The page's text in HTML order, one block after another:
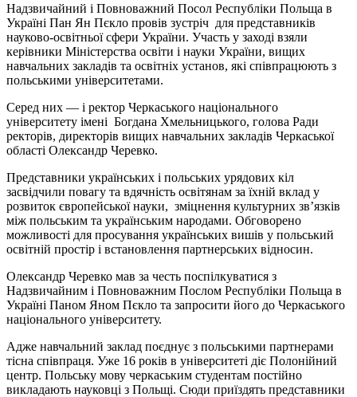
Надзвичайний і Повноважний Посол Республіки Польща в
Україні Пан Ян Пєкло провів зустріч для представників
науково-освітньої сфери України. Участь у заході взяли
керівники Міністерства освіти і науки України, вищих
навчальних закладів та освітніх установ, які співпрацюють з
польськими університетами.
Серед них — і ректор Черкаського національного
університету імені Богдана Хмельницького, голова Ради
ректорів, директорів вищих навчальних закладів Черкаської
області Олександр Черевко.
Представники українських і польських урядових кіл
засвідчили повагу та вдячність освітянам за їхній вклад у
розвиток європейської науки, зміцнення культурних зв’язків
між польським та українським народами. Обговорено
можливості для просування українських вишів у польський
освітній простір і встановлення партнерських відносин.
Олександр Черевко мав за честь поспілкуватися з
Надзвичайним і Повноважним Послом Республіки Польща в
Україні Паном Яном Пєкло та запросити його до Черкаського
національного університету.
Адже навчальний заклад поєднує з польськими партнерами
тісна співпраця. Уже 16 років в університеті діє Полонійний
центр. Польську мову черкаським студентам постійно
викладають науковці з Польщі. Сюди приїздять представники